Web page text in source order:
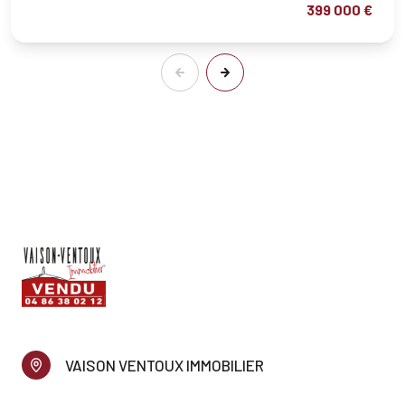
399 000 €
VAISON VENTOUX IMMOBILIER